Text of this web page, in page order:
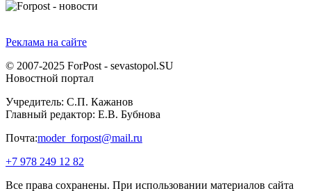
Реклама на сайте
© 2007-2025 ForPost - sevastopol.SU
Новостной портал
Учредитель: С.П. Кажанов
Главный редактор: Е.В. Бубнова
Почта:moder_forpost@mail.ru
+7 978 249 12 82
Все права сохранены. При использовании материалов сайта